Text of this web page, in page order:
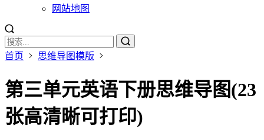
网站地图
首页 思维导图模版
第三单元英语下册思维导图(23
张高清晰可打印)